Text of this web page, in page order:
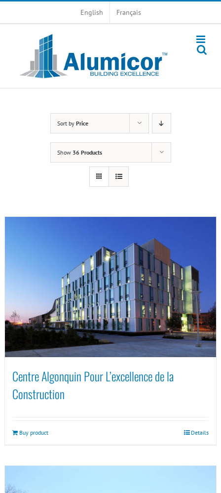
English Français
Sort by Price
Show 36 Products
Centre Algonquin Pour L’excellence de la
Construction
Buy product Details